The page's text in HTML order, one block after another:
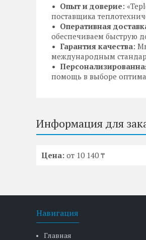
Опыт и доверие:
поставщика
Оперативная
обеспечиваем быструю
Гарантия качества:
международным
помощь в выборе
Информация для
Цена: от 10 140 ₸
Навигация
Главная